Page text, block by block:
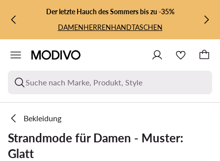
ZUM HAUPTINHALT SPRINGEN
ZUR SUCHEDer letzte Hauch des Sommers bis zu -35%
DAMENHERRENHANDTASCHEN
Suche nach Marke, Produkt, Style
Bekleidung
Strandmode für Damen - Muster:
Glatt